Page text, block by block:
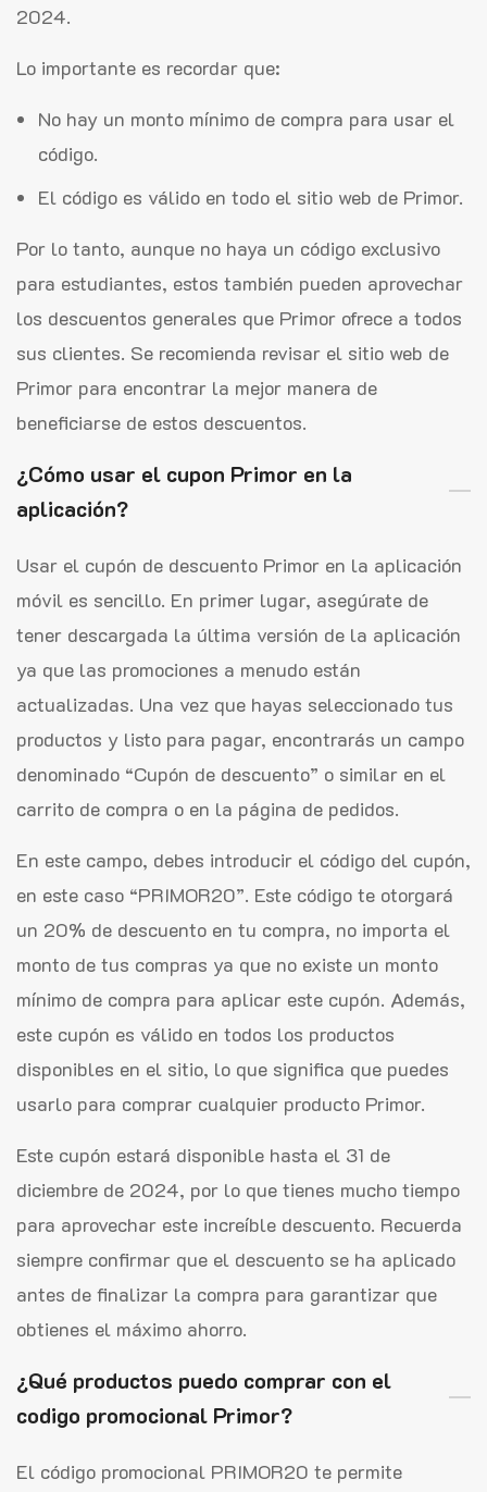
2024.
Lo importante es recordar que:
No hay un monto mínimo de compra para usar el
código.
El código es válido en todo el sitio web de Primor.
Por lo tanto, aunque no haya un código exclusivo
para estudiantes, estos también pueden aprovechar
los descuentos generales que Primor ofrece a todos
sus clientes. Se recomienda revisar el sitio web de
Primor para encontrar la mejor manera de
beneficiarse de estos descuentos.
¿Cómo usar el cupon Primor en la
aplicación?
Usar el cupón de descuento Primor en la aplicación
móvil es sencillo. En primer lugar, asegúrate de
tener descargada la última versión de la aplicación
ya que las promociones a menudo están
actualizadas. Una vez que hayas seleccionado tus
productos y listo para pagar, encontrarás un campo
denominado “Cupón de descuento” o similar en el
carrito de compra o en la página de pedidos.
En este campo, debes introducir el código del cupón,
en este caso “PRIMOR20”. Este código te otorgará
un 20% de descuento en tu compra, no importa el
monto de tus compras ya que no existe un monto
mínimo de compra para aplicar este cupón. Además,
este cupón es válido en todos los productos
disponibles en el sitio, lo que significa que puedes
usarlo para comprar cualquier producto Primor.
Este cupón estará disponible hasta el 31 de
diciembre de 2024, por lo que tienes mucho tiempo
para aprovechar este increíble descuento. Recuerda
siempre confirmar que el descuento se ha aplicado
antes de finalizar la compra para garantizar que
obtienes el máximo ahorro.
¿Qué productos puedo comprar con el
codigo promocional Primor?
El código promocional PRIMOR20 te permite